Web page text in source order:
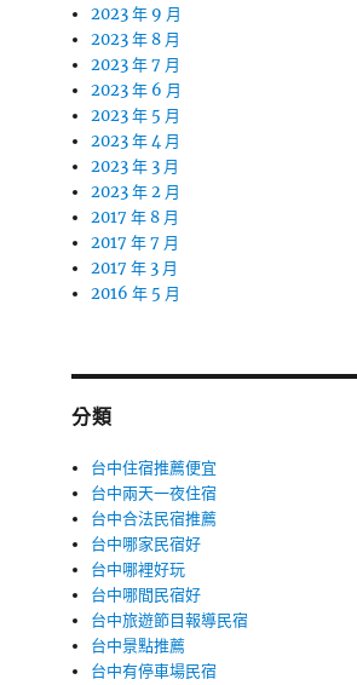
2023 年 9 月
2023 年 8 月
2023 年 7 月
2023 年 6 月
2023 年 5 月
2023 年 4 月
2023 年 3 月
2023 年 2 月
2017 年 8 月
2017 年 7 月
2017 年 3 月
2016 年 5 月
分類
台中住宿推薦便宜
台中兩天一夜住宿
台中合法民宿推薦
台中哪家民宿好
台中哪裡好玩
台中哪間民宿好
台中旅遊節目報導民宿
台中景點推薦
台中有停車場民宿